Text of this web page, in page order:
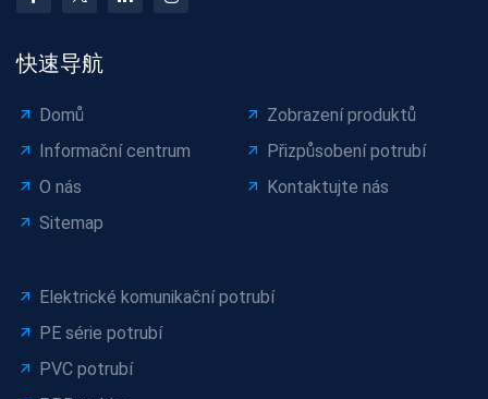
快速导航
Domů
Zobrazení produktů
Informační centrum
Přizpůsobení potrubí
O nás
Kontaktujte nás
Sitemap
Elektrické komunikační potrubí
PE série potrubí
PVC potrubí